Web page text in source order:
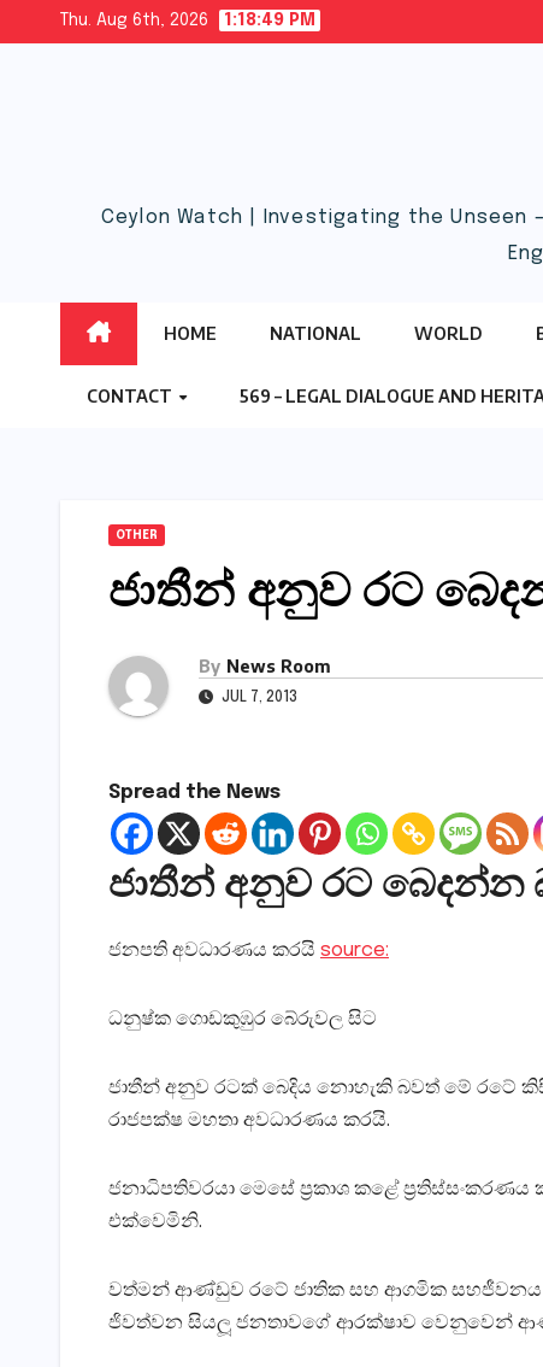
Thu. Aug 6th, 2026 1:18:50 PM
Ceylon Watch | Investigating the Unseen
HOME NATIONAL WORLD
CONTACT 569 – LEGAL DIALOGUE AND
OTHER
ජාතීන් අනුව රට
By News Room
JUL 7, 2013
Spread the News
ජාතීන් අනුව රට බෙදන්න
ජනපති අවධාරණය කරයි source:
ධනුෂ්ක ගොඩකුඹුර බේරුවල සිට
ජාතීන් අනුව රටක් බෙදිය නොහැකි බවත් මේ රටේ
රාජපක්ෂ මහතා අවධාරණය කරයි.
ජනාධිපතිවරයා මෙසේ ප්‍රකාශ කළේ
එක්වෙමිනි.
වත්මන් ආණ්ඩුව රටේ ජාතික සහ ආගමික සහජීවනය
ජිවත්වන සියලූ ජනතාවගේ ආරක්ෂාව වෙනුවෙන්